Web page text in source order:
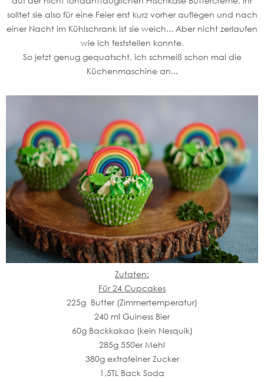
solltet sie also für eine Feier erst kurz vorher auflegen und nach
einer Nacht im Kühlschrank ist sie weich... Aber nicht zerlaufen
wie ich feststellen konnte.
So jetzt genug gequatscht, ich schmeiß schon mal die
Küchenmaschine an...
Zutaten:
Für 24 Cupcakes
225g Butter (Zimmertemperatur)
240 ml Guiness Bier
60g Backkakao (kein Nesquik)
285g 550er Mehl
380g extrafeiner Zucker
1,5TL Back Soda